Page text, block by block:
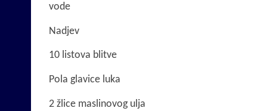
vode
Nadjev
10 listova blitve
Pola glavice luka
2 žlice maslinovog ulja